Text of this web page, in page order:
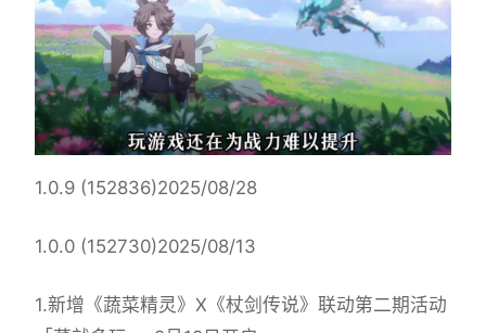
1.0.9 (152836)2025/08/28
1.0.0 (152730)2025/08/13
1.新增《蔬菜精灵》X《杖剑传说》联动第二期活动